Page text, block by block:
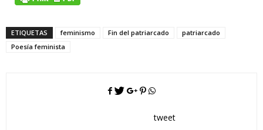
ETIQUETAS feminismo Fin del patriarcado
patriarcado
Poesía feminista
tweet